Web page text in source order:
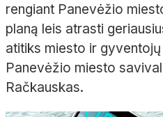
rengiant Panevėžio
planą leis atrasti
atitiks miesto ir gyventojų
Panevėžio miesto
Račkauskas.